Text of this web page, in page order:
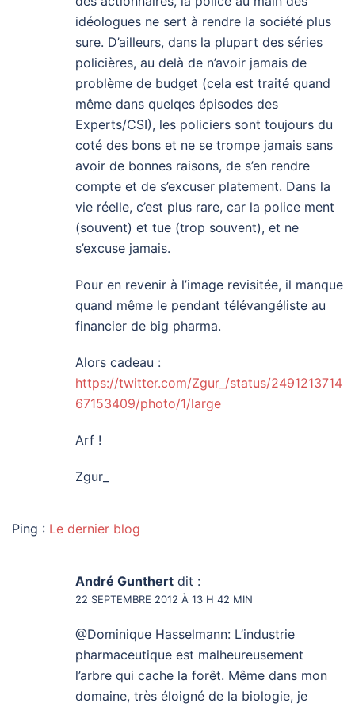
idéologues ne sert à rendre la société plus
sure. D’ailleurs, dans la plupart des séries
policières, au delà de n’avoir jamais de
problème de budget (cela est traité quand
même dans quelqes épisodes des
Experts/CSI), les policiers sont toujours du
coté des bons et ne se trompe jamais sans
avoir de bonnes raisons, de s’en rendre
compte et de s’excuser platement. Dans la
vie réelle, c’est plus rare, car la police ment
(souvent) et tue (trop souvent), et ne
s’excuse jamais.
Pour en revenir à l’image revisitée, il manque
quand même le pendant télévangéliste au
financier de big pharma.
Alors cadeau :
https://twitter.com/Zgur_/status/2491213714
67153409/photo/1/large
Arf !
Zgur_
Ping : Le dernier blog
André Gunthert dit :
22 SEPTEMBRE 2012 À 13 H 42 MIN
@Dominique Hasselmann: L’industrie
pharmaceutique est malheureusement
l’arbre qui cache la forêt. Même dans mon
domaine, très éloigné de la biologie, je